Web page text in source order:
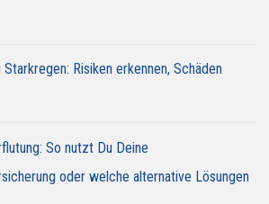
Risiken erkennen, Schäden
So nutzt Du Deine
oder welche alternative Lösungen